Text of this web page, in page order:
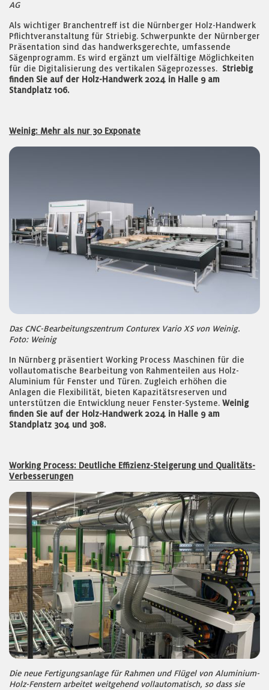
AG
Als wichtiger Branchentreff ist die Nürnberger Holz-Handwerk
Pflichtveranstaltung für Striebig. Schwerpunkte der Nürnberger
Präsentation sind das handwerksgerechte, umfassende
Sägenprogramm. Es wird ergänzt um vielfältige Möglichkeiten
für die Digitalisierung des vertikalen Sägeprozesses. Striebig
finden Sie auf der Holz-Handwerk 2024 in Halle 9 am
Standplatz 106.
Weinig: Mehr als nur 30 Exponate
Das CNC-Bearbeitungszentrum Conturex Vario XS von Weinig.
Foto: Weinig
In Nürnberg präsentiert Working Process Maschinen für die
vollautomatische Bearbeitung von Rahmenteilen aus Holz-
Aluminium für Fenster und Türen. Zugleich erhöhen die
Anlagen die Flexibilität, bieten Kapazitätsreserven und
unterstützen die Entwicklung neuer Fenster-Systeme. Weinig
finden Sie auf der Holz-Handwerk 2024 in Halle 9 am
Standplatz 304 und 308.
Working Process: Deutliche Effizienz-Steigerung und Qualitäts-
Verbesserungen
Die neue Fertigungsanlage für Rahmen und Flügel von Aluminium-
Holz-Fenstern arbeitet weitgehend vollautomatisch, so dass sie